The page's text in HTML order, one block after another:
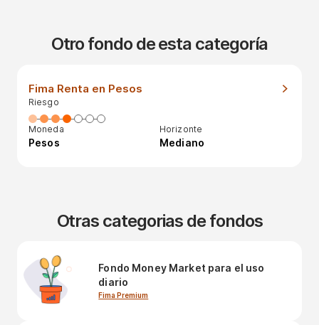
Otro fondo de esta categoría
Fima Renta en Pesos
Riesgo
Moneda
Pesos
Horizonte
Mediano
Otras categorias de fondos
Fondo Money Market para el uso
diario
Fima Premium